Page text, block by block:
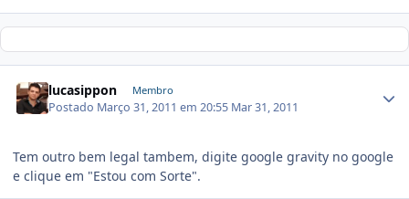
lucasippon Membro
Postado Março 31, 2011 em 20:55 Mar 31, 2011
Tem outro bem legal tambem, digite google gravity no google
e clique em "Estou com Sorte".